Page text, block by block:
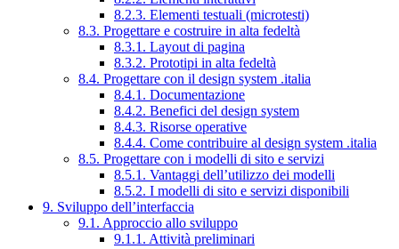
8.2.3. Elementi testuali (microtesti)
8.3. Progettare e costruire in alta fedeltà
8.3.1. Layout di pagina
8.3.2. Prototipi in alta fedeltà
8.4. Progettare con il design system .italia
8.4.1. Documentazione
8.4.2. Benefici del design system
8.4.3. Risorse operative
8.4.4. Come contribuire al design system .italia
8.5. Progettare con i modelli di sito e servizi
8.5.1. Vantaggi dell’utilizzo dei modelli
8.5.2. I modelli di sito e servizi disponibili
9. Sviluppo dell’interfaccia
9.1. Approccio allo sviluppo
9.1.1. Attività preliminari